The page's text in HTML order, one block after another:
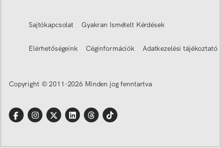
Sajtókapcsolat Gyakran Ismételt Kérdések
Elérhetőségeink Céginformációk Adatkezelési tájékoztató
Copyright © 2011-2026 Minden jog fenntartva